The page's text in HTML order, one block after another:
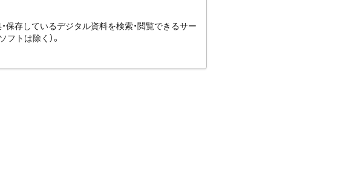
保存しているデジタル資料を検索・閲覧できるサー
トは除く）。